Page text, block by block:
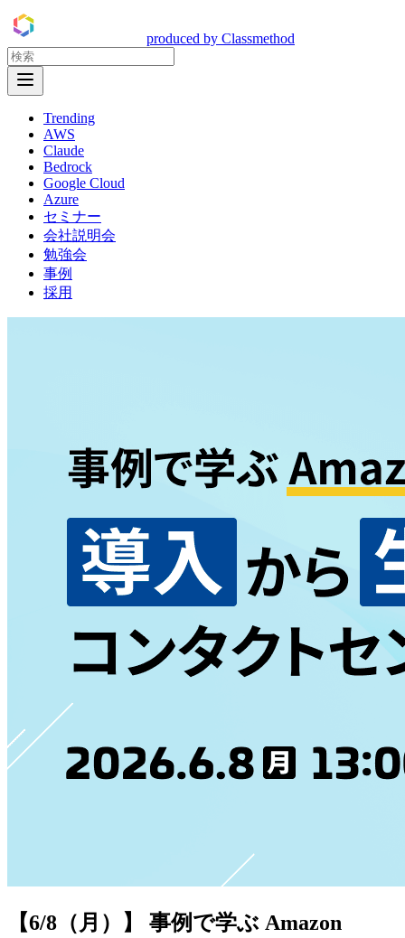
produced by Classmethod
Trending
AWS
Claude
Bedrock
Google Cloud
Azure
セミナー
会社説明会
勉強会
事例
採用
【6/8（月）】 事例で学ぶ Amazon